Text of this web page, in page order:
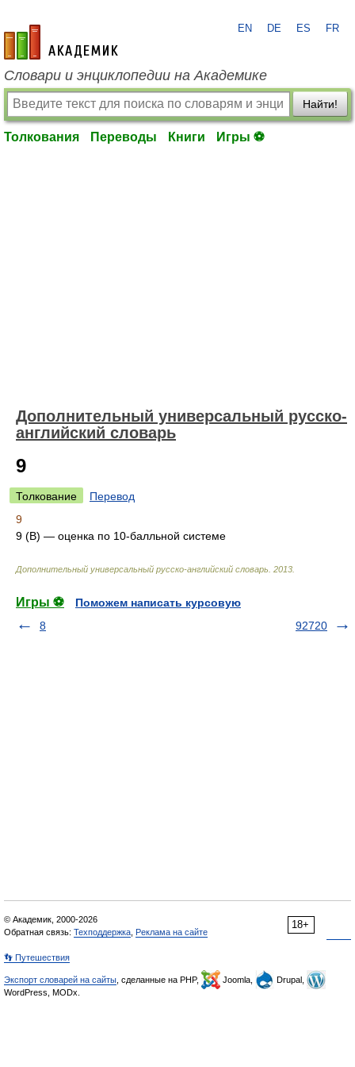
academic.ru
EN DE ES FR
Словари и энциклопедии на Академике
Найти!
Толкования Переводы Книги Игры ⚽
Дополнительный универсальный русско-
английский словарь
9
Толкование
Перевод
9
9 (B) — оценка по 10-балльной системе
Дополнительный универсальный русско-английский словарь 2013
Игры ⚽
Поможем написать курсовую
8
92720
18+
© Академик, 2000-2026
Обратная связь: Техподдержка Реклама на сайте
👣 Путешествия
Экспорт словарей на сайты , сделанные на PHP, Joomla,
Drupal,
WordPress, MODx.